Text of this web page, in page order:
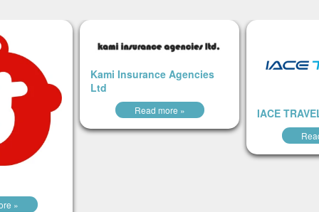
»
Kami Insurance Agencies
Ltd
Read more » IACE